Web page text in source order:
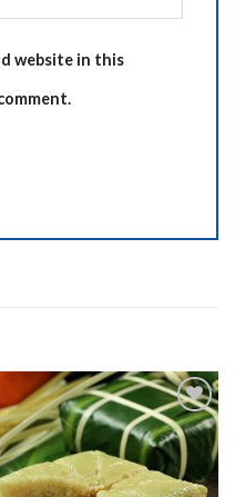
website in this
Add to
wishlist